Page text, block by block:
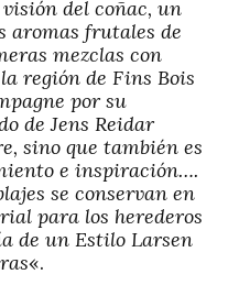
del coñac, un
aromas frutales de
mezclas con
región de Fins Bois
por su
de Jens Reidar
sino que también es
e inspiración….
se conservan en
para los herederos
de un Estilo Larsen
«.